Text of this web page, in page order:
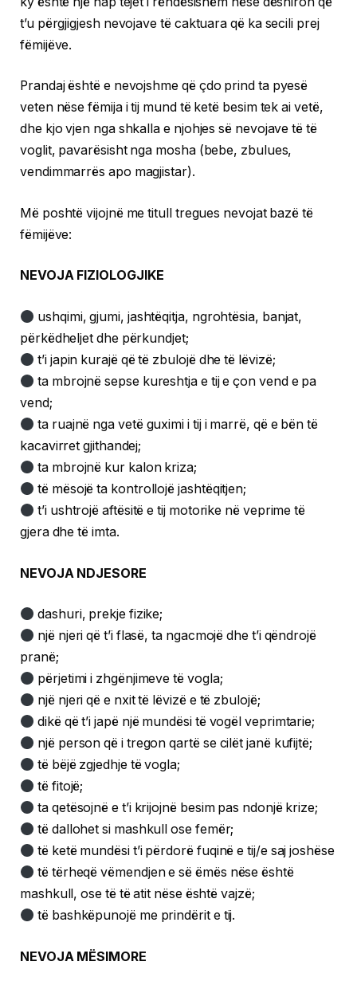
t’u përgjigjesh nevojave të caktuara që ka secili prej
fëmijëve.
Prandaj është e nevojshme që çdo prind ta pyesë
veten nëse fëmija i tij mund të ketë besim tek ai vetë,
dhe kjo vjen nga shkalla e njohjes së nevojave të të
voglit, pavarësisht nga mosha (bebe, zbulues,
vendimmarrës apo magjistar).
Më poshtë vijojnë me titull tregues nevojat bazë të
fëmijëve:
NEVOJA FIZIOLOGJIKE
ushqimi, gjumi, jashtëqitja, ngrohtësia, banjat,
përkëdheljet dhe përkundjet;
t’i japin kurajë që të zbulojë dhe të lëvizë;
ta mbrojnë sepse kureshtja e tij e çon vend e pa
vend;
ta ruajnë nga vetë guximi i tij i marrë, që e bën të
kacavirret gjithandej;
ta mbrojnë kur kalon kriza;
të mësojë ta kontrollojë jashtëqitjen;
t’i ushtrojë aftësitë e tij motorike në veprime të
gjera dhe të imta.
NEVOJA NDJESORE
dashuri, prekje fizike;
një njeri që t’i flasë, ta ngacmojë dhe t’i qëndrojë
pranë;
përjetimi i zhgënjimeve të vogla;
një njeri që e nxit të lëvizë e të zbulojë;
dikë që t’i japë një mundësi të vogël veprimtarie;
një person që i tregon qartë se cilët janë kufijtë;
të bëjë zgjedhje të vogla;
të fitojë;
ta qetësojnë e t’i krijojnë besim pas ndonjë krize;
të dallohet si mashkull ose femër;
të ketë mundësi t’i përdorë fuqinë e tij/e saj joshëse
të tërheqë vëmendjen e së ëmës nëse është
mashkull, ose të të atit nëse është vajzë;
të bashkëpunojë me prindërit e tij.
NEVOJA MËSIMORE